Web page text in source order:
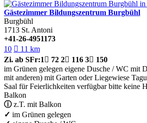
Gästezimmer Bildungszentrum Burgbühl
Burgbühl
1713 St. Antoni
+41-26-4951173
10  11 km
Zi. ab SFr:1  72 2 116 3 150
im Grünen gelegen eigene Dusche / WC mit
mit anderen) mit Garten oder Liegewiese
Saal für Feierlichkeiten verfügbar bitte keine
Balkon
ⓘz.T. mit Balkon
✓ im Grünen gelegen